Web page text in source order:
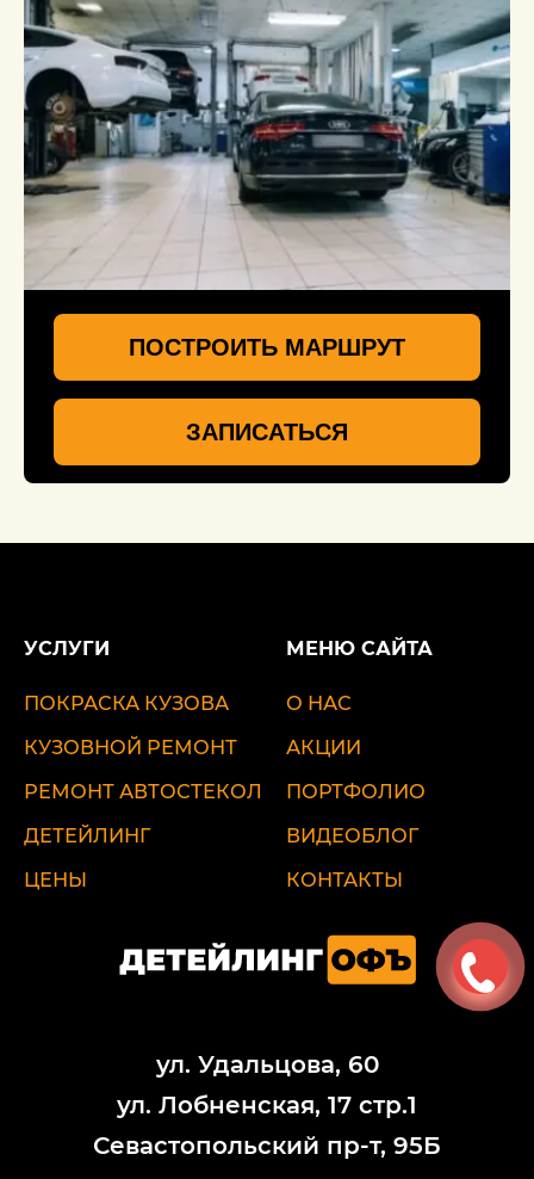
ПОСТРОИТЬ МАРШРУТ
ЗАПИСАТЬСЯ
УСЛУГИ
ПОКРАСКА КУЗОВА
КУЗОВНОЙ РЕМОНТ
РЕМОНТ АВТОСТЕКОЛ
ДЕТЕЙЛИНГ
ЦЕНЫ
МЕНЮ САЙТА
О НАС
АКЦИИ
ПОРТФОЛИО
ВИДЕОБЛОГ
КОНТАКТЫ
ул. Удальцова, 60
ул. Лобненская, 17 стр.1
Севастопольский пр-т, 95Б